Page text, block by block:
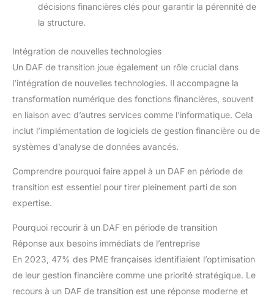
décisions financières clés pour garantir la pérennité de
la structure.
Intégration de nouvelles technologies
Un DAF de transition joue également un rôle crucial dans
l’intégration de nouvelles technologies. Il accompagne la
transformation numérique des fonctions financières, souvent
en liaison avec d’autres services comme l’informatique. Cela
inclut l’implémentation de logiciels de gestion financière ou de
systèmes d’analyse de données avancés.
Comprendre pourquoi faire appel à un DAF en période de
transition est essentiel pour tirer pleinement parti de son
expertise.
Pourquoi recourir à un DAF en période de transition
Réponse aux besoins immédiats de l’entreprise
En 2023, 47% des PME françaises identifiaient l’optimisation
de leur gestion financière comme une priorité stratégique. Le
recours à un DAF de transition est une réponse moderne et